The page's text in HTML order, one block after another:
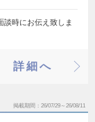
談時にお伝え致しま
詳細へ
掲載期間 26/07/29～26/08/11